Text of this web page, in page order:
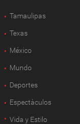
Tamaulipas
Texas
México
Mundo
Deportes
Espectàculos
Vida y Estilo